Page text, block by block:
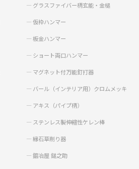
グラスファイバー柄玄能・金槌
仮枠ハンマー
板金ハンマー
ショート両口ハンマー
マグネット付万能釘打器
バール（インテリア用）クロムメッキ
アキス（パイプ柄）
ステンレス製伸縮性ケレン棒
縁石草削り器
鍛冶屋 鎚之助